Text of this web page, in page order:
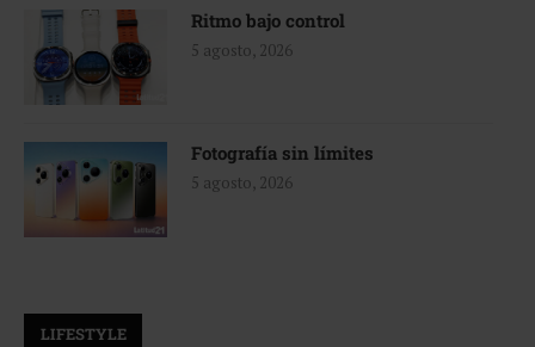
Ritmo bajo control
5 agosto, 2026
Fotografía sin límites
5 agosto, 2026
LIFESTYLE